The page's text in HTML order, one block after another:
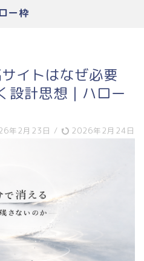
ー枠
イトはなぜ必要
設計思想｜ハロー
年2月23日 / 2026年2月24日